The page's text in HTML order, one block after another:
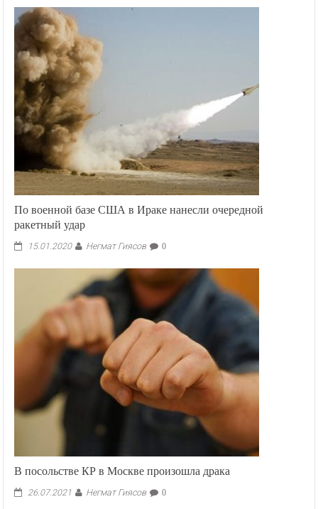
По военной базе США в Ираке нанесли очередной
ракетный удар
15.01.2020 Негмат Гиясов 0
В посольстве КР в Москве произошла драка
26.07.2021 Негмат Гиясов 0